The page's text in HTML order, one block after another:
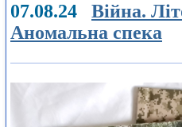
07.08.24 Війна.
Аномальна спека